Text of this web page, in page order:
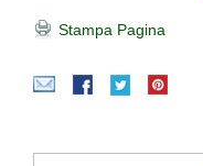
Stampa Pagina